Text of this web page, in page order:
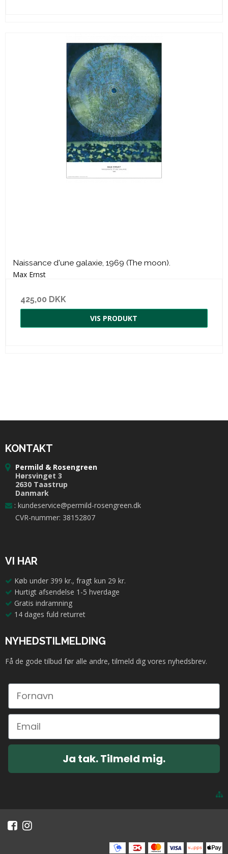
Naissance d'une galaxie, 1969 (The moon).
Max Ernst
425,00 DKK
VIS PRODUKT
KONTAKT
Permild & Rosengreen
Hørsvinget 3
2630 Taastrup
Danmark
: kundeservice@permild-rosengreen.dk
CVR-nummer: 38152807
VI HAR
Køb under 399 kr., fragt kun 29 kr.
Hurtigt afsendelse 1-5 hverdage
Gratis indramning
14 dages fuld returret
NYHEDSTILMELDING
Få de gode tilbud før alle andre, tilmeld dig vores nyhedsbrev.
Ja tak. Tilmeld mig.